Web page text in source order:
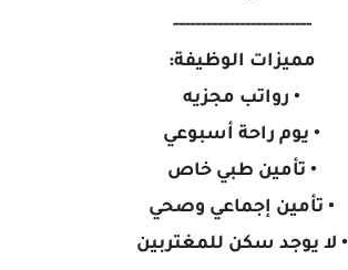
-------------------------
مميزات الوظيفة:
• رواتب مجزيه
• يوم راحة أسبوعي
• تأمين طبي خاص
• تأمين إجماعي وصحي
• لا يوجد سكن للمغتربين